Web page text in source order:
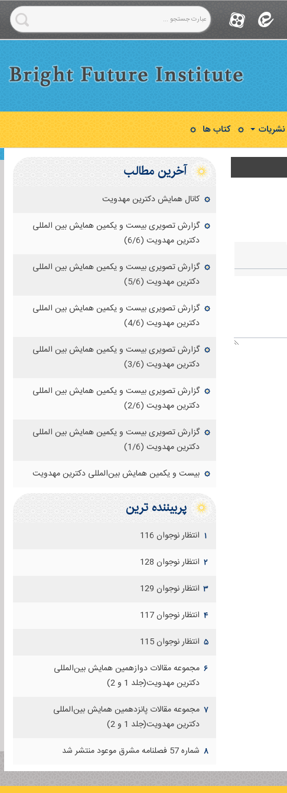
نشریات کتاب ها
آخرین مطالب
کانال همایش دکترین مهدویت
گزارش تصویری بیست و یکمین همایش بین المللی
دکترین مهدویت (6/6)
گزارش تصویری بیست و یکمین همایش بین المللی
دکترین مهدویت (5/6)
گزارش تصویری بیست و یکمین همایش بین المللی
دکترین مهدویت (4/6)
گزارش تصویری بیست و یکمین همایش بین المللی
دکترین مهدویت (3/6)
گزارش تصویری بیست و یکمین همایش بین المللی
دکترین مهدویت (2/6)
گزارش تصویری بیست و یکمین همایش بین المللی
دکترین مهدویت (1/6)
بیست و یکمین همایش بین‌المللی دکترین مهدویت
پربيننده ترين
۱ انتظار نوجوان 116
۲ انتظار نوجوان 128
۳ انتظار نوجوان 129
۴ انتظار نوجوان 117
۵ انتظار نوجوان 115
۶ مجموعه مقالات دوازهمين همايش بين‌المللی
دكترين مهدويت(جلد 1 و 2)
۷ مجموعه مقالات پانزدهمين همايش بين‌المللی
دكترين مهدويت(جلد 1 و 2)
۸ شماره 57 فصلنامه مشرق موعود منتشر شد